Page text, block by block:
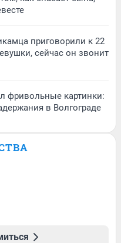
приговорили к 22
сейчас он звонит
фривольные картинки:
в Волгограде